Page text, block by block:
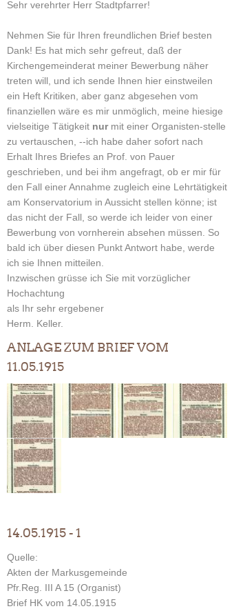
Sehr verehrter Herr Stadtpfarrer!
Nehmen Sie für Ihren freundlichen Brief besten
Dank! Es hat mich sehr gefreut, daß der
Kirchengemeinderat meiner Bewerbung näher
treten will, und ich sende Ihnen hier einstweilen
ein Heft Kritiken, aber ganz abgesehen vom
finanziellen wäre es mir unmöglich, meine hiesige
vielseitige Tätigkeit nurmit einer Organisten-stelle
zu vertauschen, --ich habe daher sofort nach
Erhalt Ihres Briefes an Prof. von Pauer
geschrieben, und bei ihm angefragt, ob er mir für
den Fall einer Annahme zugleich eine Lehrtätigkeit
am Konservatorium in Aussicht stellen könne; ist
das nicht der Fall, so werde ich leider von einer
Bewerbung von vornherein absehen müssen. So
bald ich über diesen Punkt Antwort habe, werde
ich sie Ihnen mitteilen.
Inzwischen grüsse ich Sie mit vorzüglicher
Hochachtung
als Ihr sehr ergebener
Herm. Keller.
ANLAGE ZUM BRIEF VOM
11.05.1915
14.05.1915 - 1
Quelle:
Akten der Markusgemeinde
Pfr.Reg. III A 15 (Organist)
Brief HK vom 14.05.1915